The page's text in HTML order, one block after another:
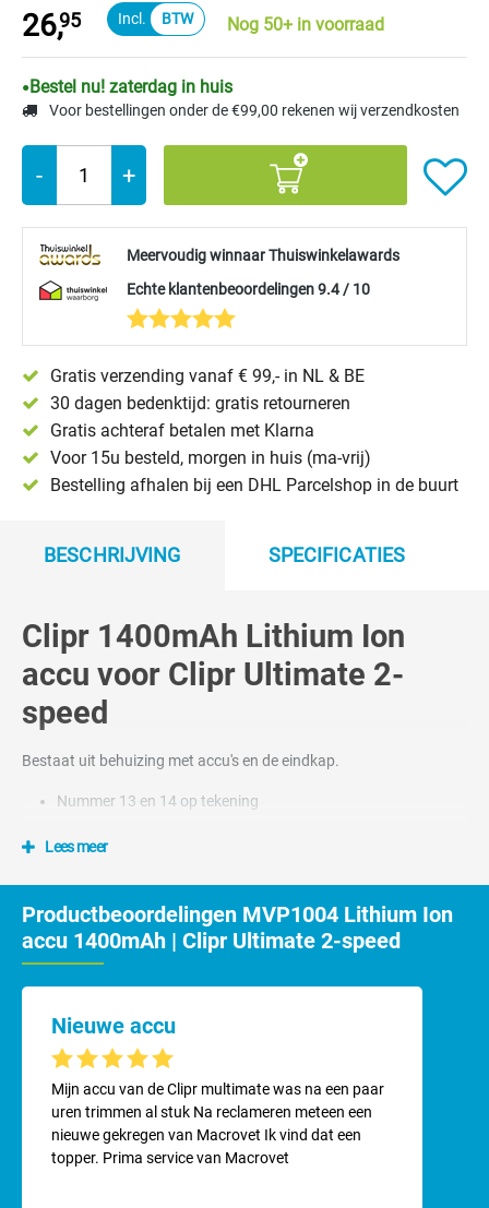
26,95 Nog 50+ in voorraad
Bestel nu! zaterdag in huis
Voor bestellingen onder de €99,00 rekenen wij verzendkosten
- +
Meervoudig winnaar Thuiswinkelawards
Echte klantenbeoordelingen 9.4 / 10
Gratis verzending vanaf € 99,- in NL & BE
30 dagen bedenktijd: gratis retourneren
Gratis achteraf betalen met Klarna
Voor 15u besteld, morgen in huis (ma-vrij)
Bestelling afhalen bij een DHL Parcelshop in de buurt
BESCHRIJVING SPECIFICATIES
Clipr 1400mAh Lithium Ion
accu voor Clipr Ultimate 2-
speed
Bestaat uit behuizing met accu's en de eindkap.
Nummer 13 en 14 op tekening
Lees meer
Productbeoordelingen MVP1004 Lithium Ion
accu 1400mAh | Clipr Ultimate 2-speed
Nieuwe accu
Gemiddelde waardering van 5 van 5 sterren
Mijn accu van de Clipr multimate was na een paar
uren trimmen al stuk Na reclameren meteen een
nieuwe gekregen van Macrovet Ik vind dat een
topper. Prima service van Macrovet